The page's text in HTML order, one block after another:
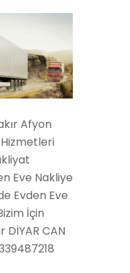
Afyon
Eve Nakliye
Evden Eve
İçin
DİYAR CAN